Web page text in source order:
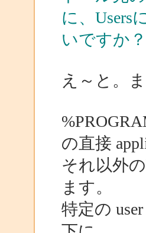
に、Users
いですか？
え～と。
の直接
それ以外
ます。
特定の